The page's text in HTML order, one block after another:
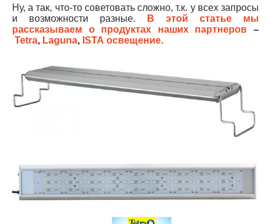
Ну, а так, что-то советовать сложно, т.к. у всех запросы
и возможности разные.
В этой статье мы
рассказываем о продуктах наших партнеров –
Tetra, Laguna, ISTA освещение.